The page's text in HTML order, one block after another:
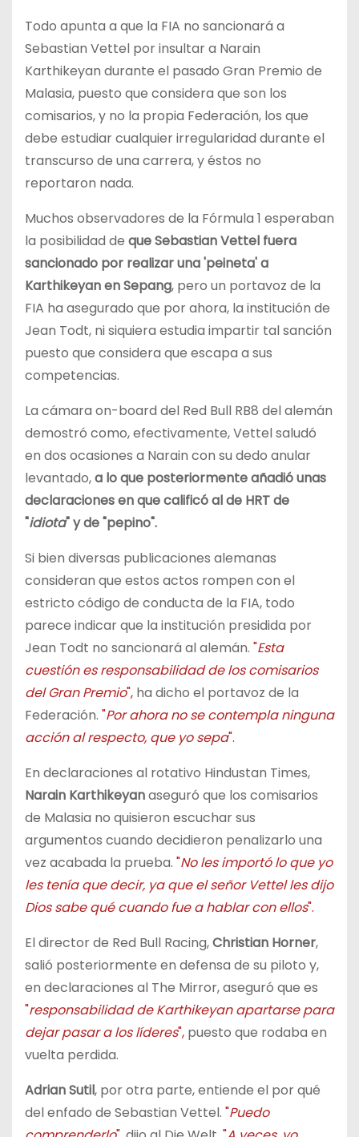
Todo apunta a que la FIA no sancionará a
Sebastian Vettel por insultar a Narain
Karthikeyan durante el pasado Gran Premio de
Malasia, puesto que considera que son los
comisarios, y no la propia Federación, los que
debe estudiar cualquier irregularidad durante el
transcurso de una carrera, y éstos no
reportaron nada.
Muchos observadores de la Fórmula 1 esperaban
la posibilidad de que Sebastian Vettel fuera
sancionado por realizar una 'peineta' a
Karthikeyan en Sepang, pero un portavoz de la
FIA ha asegurado que por ahora, la institución de
Jean Todt, ni siquiera estudia impartir tal sanción
puesto que considera que escapa a sus
competencias.
La cámara on-board del Red Bull RB8 del alemán
demostró como, efectivamente, Vettel saludó
en dos ocasiones a Narain con su dedo anular
levantado,a lo que posteriormente añadió unas
declaraciones en que calificó al de HRT de
"idiota" y de "pepino".
Si bien diversas publicaciones alemanas
consideran que estos actos rompen con el
estricto código de conducta de la FIA, todo
parece indicar que la institución presidida por
Jean Todt no sancionará al alemán. "Esta
cuestión es responsabilidad de los comisarios
del Gran Premio", ha dicho el portavoz de la
Federación. "Por ahora no se contempla ninguna
acción al respecto, que yo sepa".
En declaraciones al rotativo Hindustan Times,
Narain Karthikeyanaseguró que los comisarios
de Malasia no quisieron escuchar sus
argumentos cuando decidieron penalizarlo una
vez acabada la prueba. "No les importó lo que yo
les tenía que decir, ya que el señor Vettel les dijo
Dios sabe qué cuando fue a hablar con ellos".
El director de Red Bull Racing,Christian Horner,
salió posteriormente en defensa de su piloto y,
en declaraciones al The Mirror, aseguró que es
"responsabilidad de Karthikeyan apartarse para
dejar pasar a los líderes", puesto que rodaba en
vuelta perdida.
Adrian Sutil, por otra parte, entiende el por qué
del enfado de Sebastian Vettel. "Puedo